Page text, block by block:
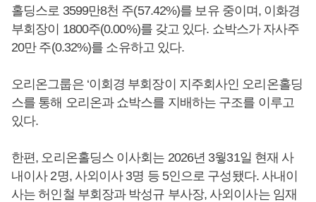
홀딩스로 3599만8천 주(57.42%)를 보유 중이며, 이화경
부회장이 1800주(0.00%)를 갖고 있다. 쇼박스가 자사주
20만 주(0.32%)를 소유하고 있다.
오리온그룹은 ‘이회경 부회장이 지주회사인 오리온홀딩
스를 통해 오리온과 쇼박스를 지배하는 구조를 이루고
있다.
한편, 오리온홀딩스 이사회는 2026년 3웧31일 현재 사
내이사 2명, 사외이사 3명 등 5인으로 구성됐다. 사내이
사는 허인철 부회장과 박성규 부사장, 사외이사는 임재